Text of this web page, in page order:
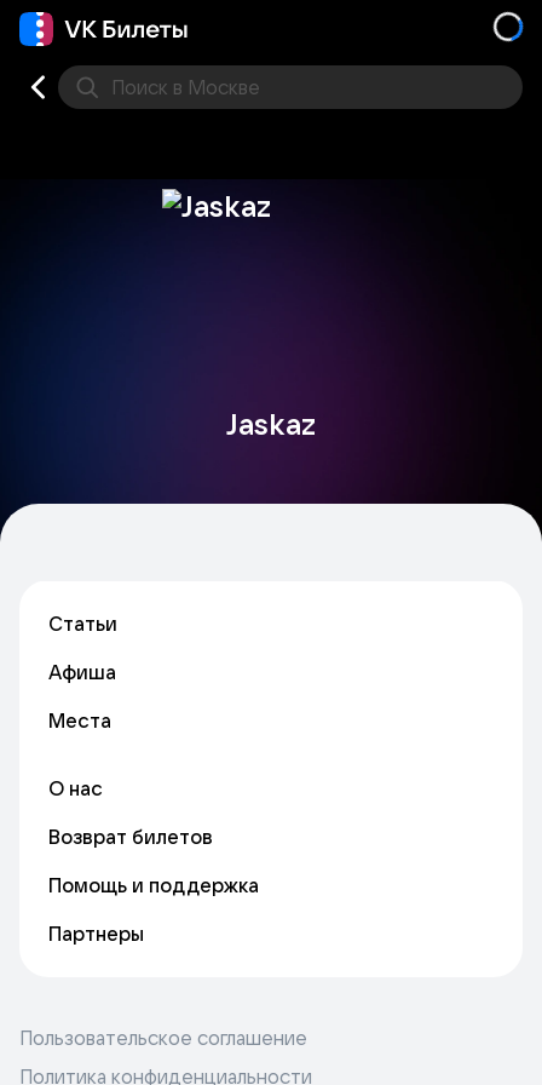
Поиск в Москве
Jaskaz
Статьи
Афиша
Места
О нас
Возврат билетов
Помощь и поддержка
Партнеры
Пользовательское соглашение
Политика конфиденциальности